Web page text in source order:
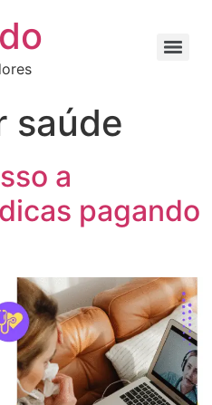
saúde
a
pagando